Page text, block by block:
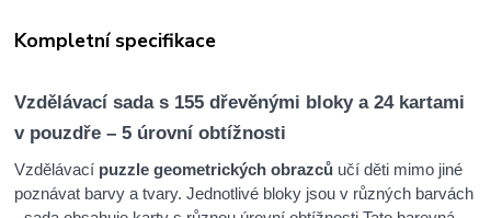
Kompletní specifikace
Vzdělávací sada s 155 dřevěnými bloky a 24 kartami
v pouzdře – 5 úrovní obtížnosti
Vzdělávací puzzle geometrických obrazců učí děti mimo jiné
poznávat barvy a tvary. Jednotlivé bloky jsou v různých barvách